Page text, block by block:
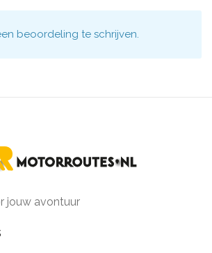
beoordeling te schrijven.
jouw avontuur